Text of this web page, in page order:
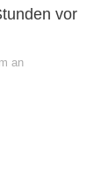
vor
an